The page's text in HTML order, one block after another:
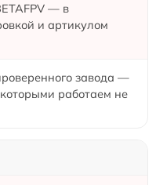
— в
и артикулом
завода —
работаем не